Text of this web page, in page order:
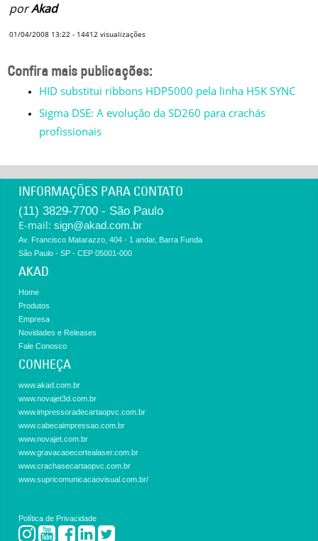
porAkad
01/04/2008 13:22 - 14412 visualizações
Confira mais publicações:
HID substitui ribbons HDP5000 pela linha H5K SYNC
Sigma DSE: A evolução da SD260 para crachás
profissionais
INFORMAÇÕES PARA CONTATO
(11) 3829-7700 - São Paulo
E-mail: sign@akad.com.br
Av. Francisco Matarazzo, 404 - 1 andar, Barra Funda
São Paulo - SP - CEP 05001-000
AKAD
Home
Produtos
Empresa
Novidades e Releases
Fale Conosco
CONHEÇA
www.akad.com.br
www.novajet3d.com.br
www.impressoradecartaopvc.com.br
www.cabecaimpressao.com.br
www.novajet.com.br
www.gravacaoecortealaser.com.br
www.crachasecartaopvc.com.br
www.supricomunicacaovisual.com.br/
Política de Privacidade